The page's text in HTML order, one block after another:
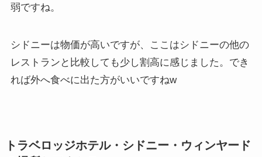
弱ですね。
シドニーは物価が高いですが、ここはシドニーの他の
レストランと比較しても少し割高に感じました。でき
れば外へ食べに出た方がいいですねw
トラベロッジホテル・シドニー・ウィンヤード